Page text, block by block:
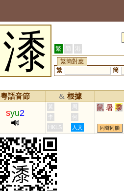
潻 繁 簡 港
繁簡對應
繁
簡
粵語音節 & 根據
syu2
黃 周 鼠 暑 黍
李
何
HKLS
人文 同聲同韻